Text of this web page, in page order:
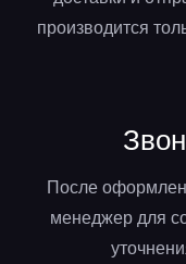
производится
После
менеджер для